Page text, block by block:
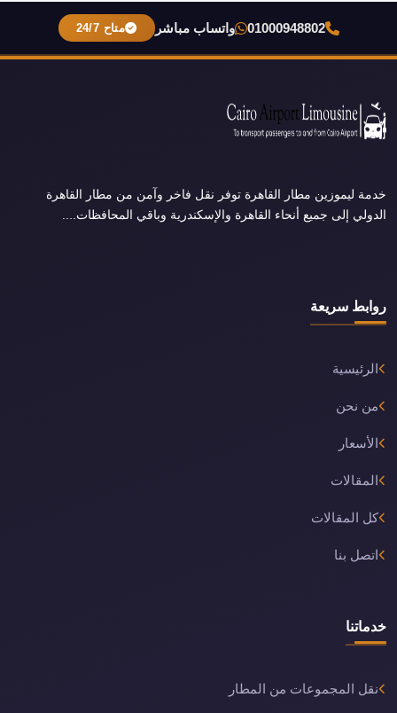
01000948802 واتساب مباشر متاح 24/7
خدمة ليموزين مطار القاهرة توفر نقل فاخر وآمن من مطار القاهرة
الدولي إلى جميع أنحاء القاهرة والإسكندرية وباقي المحافظات....
روابط سريعة
الرئيسية
من نحن
الأسعار
المقالات
كل المقالات
اتصل بنا
خدماتنا
نقل المجموعات من المطار